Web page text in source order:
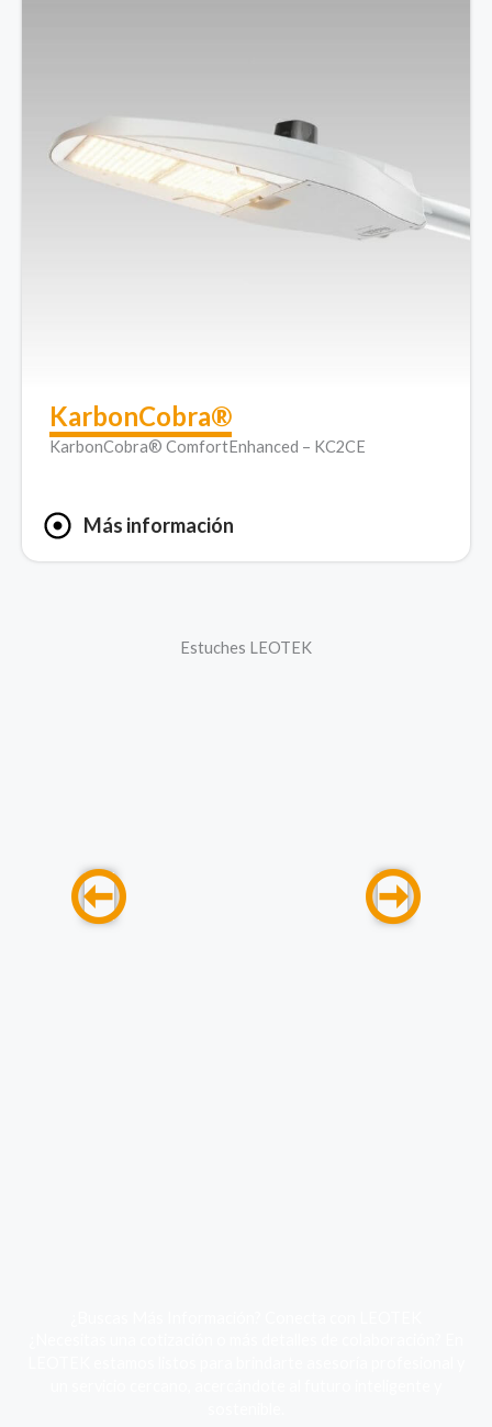
KarbonCobra®
KarbonCobra® ComfortEnhanced – KC2CE
Más información
Estuches LEOTEK